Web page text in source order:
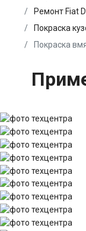
Ремонт Fiat
Покраска
Покраска